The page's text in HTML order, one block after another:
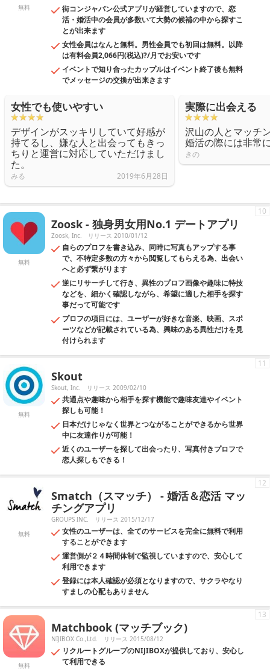
無料
街コンジャパン公式アプリが経営していますので、恋
活・婚活中の会員が多数いて大勢の候補の中から探すこ
とが出来ます
女性会員はなんと無料。男性会員でも初回は無料。以降
は有料会員2,066円(税込)?/月でお安いです
イベントで知り合ったカップルはイベント終了後も無料
でメッセージの交換が出来きます
女性でも使いやすい
デザインがスッキリしていて好感が
持てるし、嫌な人と出会ってもきっ
ちりと運営に対応していただけまし
た。
みる 2019年6月28日
実際に出会える
沢山の人とマッチ
婚活の際には非常
きの
無料
Zoosk - 独身男女用No.1 デートアプリ
Zoosk, Inc. リリース 2010/01/12
自らのプロフを書き込み、同時に写真もアップする事
で、不特定多数の方々から閲覧してもらえる為、出会い
へと必ず繋がります
逆にリサーチして行き、異性のプロフ画像や趣味に特技
などを、細かく確認しながら、希望に適した相手を探す
事だって可能です
プロフの項目には、ユーザーが好きな音楽、映画、スポ
ーツなどが記載されている為、興味のある異性だけを見
付けられます
10
無料
Skout
Skout, Inc. リリース 2009/02/10
共通点や趣味から相手を探す機能で趣味友達やイベント
探しも可能！
日本だけじゃなく世界とつながることができるから世界
中に友達作りが可能！
近くのユーザーを探して出会ったり、写真付きプロフで
恋人探しもできる！
11
無料
Smatch（スマッチ） - 婚活＆恋活 マッ
チングアプリ
GROUPS INC. リリース 2015/12/17
女性のユーザーは、全てのサービスを完全に無料で利用
することができます
運営側が２４時間体制で監視していますので、安心して
利用できます
登録には本人確認が必須となりますので、サクラやなり
すましの心配もありません
12
無料
Matchbook (マッチブック)
NIJIBOX Co.,Ltd. リリース 2015/08/12
リクルートグループのNIJIBOXが提供しており、安心し
て利用できる
13